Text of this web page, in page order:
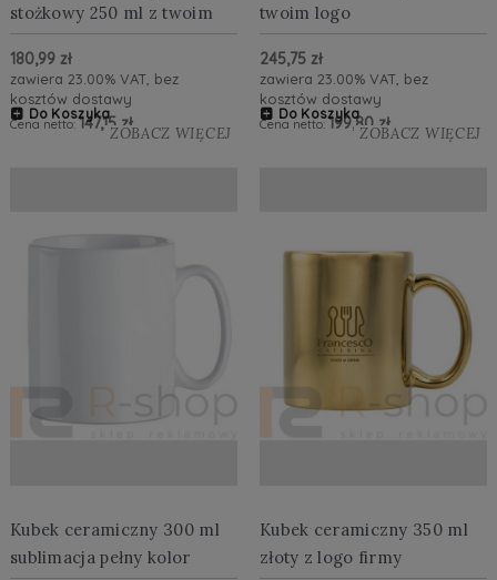
stożkowy 250 ml z twoim
logo
180,99 zł
zawiera 23.00% VAT, bez
kosztów dostawy
Cena netto:147,15 zł
Do Koszyka
ZOBACZ WIĘCEJ
twoim logo
245,75 zł
zawiera 23.00% VAT, bez
kosztów dostawy
Cena netto:199,80 zł
Do Koszyka
ZOBACZ WIĘCEJ
Kubek ceramiczny 300 ml
sublimacja pełny kolor
Kubek ceramiczny 350 ml
złoty z logo firmy